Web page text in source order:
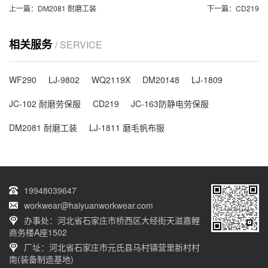
上一篇： DM2081 耐磨工装 下一篇： CD219
相关服务/ SERVICE
WF290 LJ-9802 WQ2119X DM20148
LJ-1809
JC-102 耐磨劳保服
CD219
JC-163防静电劳保服
DM2081 耐磨工装
LJ-1811 磨毛帆布服
19948039647
workwear@haiyuanworkwear.com
办事处：河北省石家庄市桥西区大经街天滋嘉鲤
商务楼A座1502
厂址：河北省石家庄市元氏县马村镇营里新村村
南(装备制造基地)